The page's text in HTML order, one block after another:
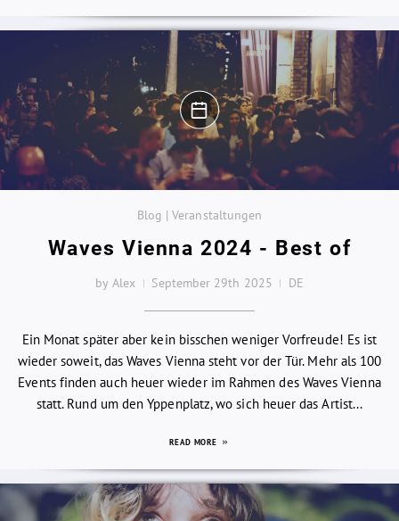
Blog | Veranstaltungen
Waves Vienna 2024 - Best of
by Alex September 29th 2025 DE
Ein Monat später aber kein bisschen weniger Vorfreude! Es ist
wieder soweit, das Waves Vienna steht vor der Tür. Mehr als 100
Events finden auch heuer wieder im Rahmen des Waves Vienna
statt. Rund um den Yppenplatz, wo sich heuer das Artist...
READ MORE